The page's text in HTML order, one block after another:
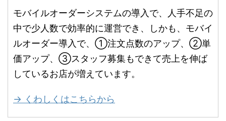
モバイルオーダーシステムの導入で、人手不足の
中で少人数で効率的に運営でき、しかも、モバイ
ルオーダー導入で、①注文点数のアップ、②単
価アップ、③スタッフ募集もできて売上を伸ば
しているお店が増えています。
→ くわしくはこちらから